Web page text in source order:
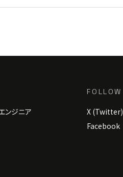
ンジニア
FOLLOW
X (Twitter)
Facebook